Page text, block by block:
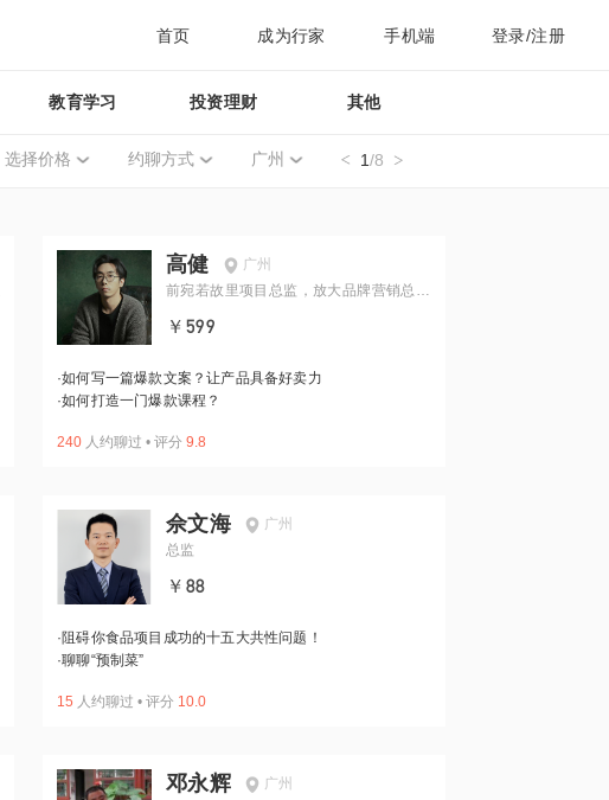
首页 成为行家 手机端 登录/注册
教育学习 投资理财 其他
选择价格 约聊方式 广州 1/8
高健
广州
前宛若故里项目总监，放大品牌营销总经
￥599
·如何写一篇爆款文案？让产品具备好卖力
·如何打造一门爆款课程？
240 人约聊过 • 评分 9.8
佘文海
广州
总监
￥88
·阻碍你食品项目成功的十五大共性问题！
·聊聊“预制菜”
15 人约聊过 • 评分 10.0
邓永辉
广州